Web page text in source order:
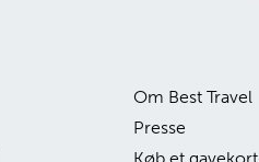
Om Best Travel
Presse
Køb et gavekort